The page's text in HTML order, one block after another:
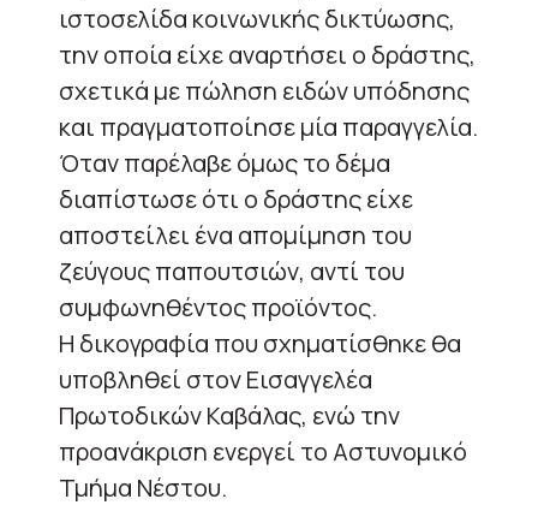
ιστοσελίδα κοινωνικής δικτύωσης,
την οποία είχε αναρτήσει ο δράστης,
σχετικά με πώληση ειδών υπόδησης
και πραγματοποίησε μία παραγγελία.
Όταν παρέλαβε όμως το δέμα
διαπίστωσε ότι ο δράστης είχε
αποστείλει ένα απομίμηση του
ζεύγους παπουτσιών, αντί του
συμφωνηθέντος προϊόντος.
Η δικογραφία που σχηματίσθηκε θα
υποβληθεί στον Εισαγγελέα
Πρωτοδικών Καβάλας, ενώ την
προανάκριση ενεργεί το Αστυνομικό
Τμήμα Νέστου.